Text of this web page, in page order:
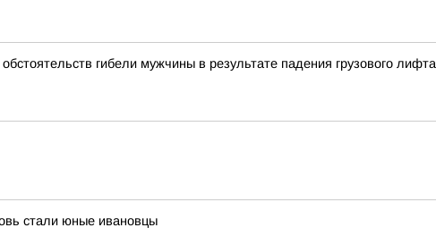
гибели мужчины в результате падения грузового лифта
стали юные ивановцы